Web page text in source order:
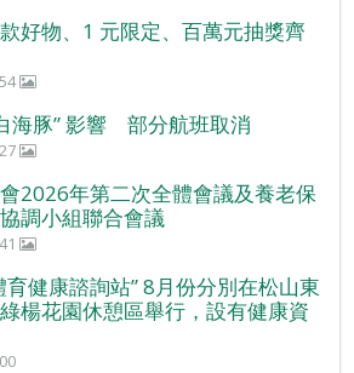
好物、1 元限定、百萬元抽獎齊
海豚” 影響 部分航班取消
2026年第二次全體會議及養老保
調小組聯合會議
育健康諮詢站” 8月份分別在松山東
楊花園休憩區舉行，設有健康資